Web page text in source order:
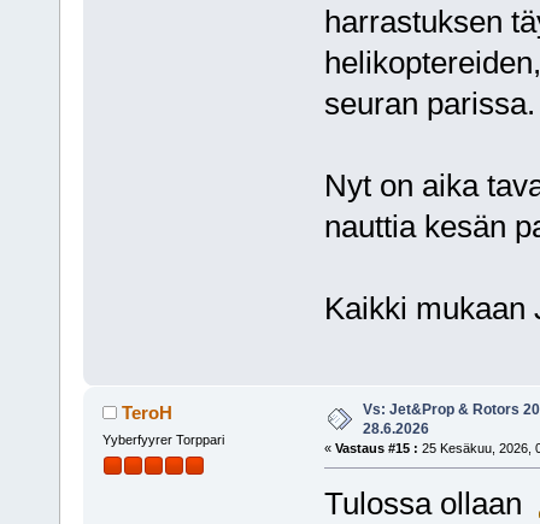
harrastuksen
seuran parissa.
Nyt on aika
nauttia kesän
Kaikki
TeroH
Yyberfyyrer Torppari
Vs: Jet&Prop & Rotors
28.6.2026
« Vastaus #15 : 25 Kesäkuu, 2026,
Tulossa ollaan